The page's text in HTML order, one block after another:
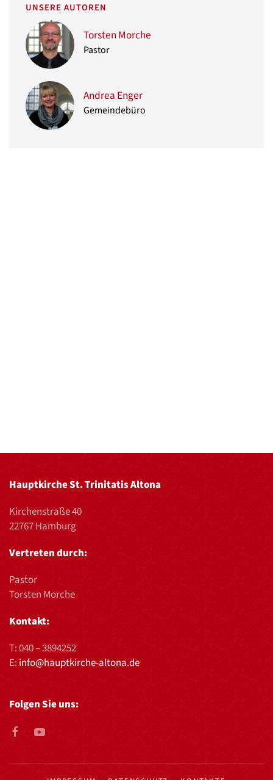
UNSERE AUTOREN
Torsten Morche
Pastor
Andrea Enger
Gemeindebüro
Hauptkirche St. Trinitatis Altona
Kirchenstraße 40
22767 Hamburg
Vertreten durch:
Pastor
Torsten Morche
Kontakt:
T:040 – 3894252
E: info@hauptkirche-altona.de
Folgen Sie uns: